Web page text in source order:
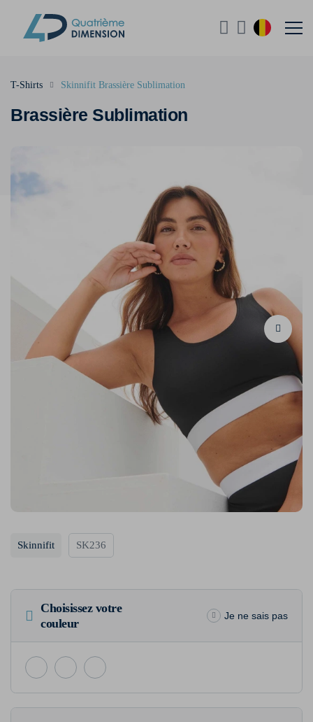
Brassière Sublimation
T-Shirts Skinnifit Brassière Sublimation
Skinnifit SK236
Choisissez votre
couleur
Je ne sais pas